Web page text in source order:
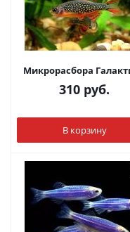
Микрорасбора
310 руб.
В корзину